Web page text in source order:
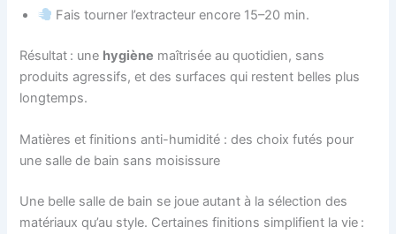
Fais tourner l’extracteur encore 15–20 min.
Résultat : une hygiène maîtrisée au quotidien, sans
produits agressifs, et des surfaces qui restent belles plus
longtemps.
Matières et finitions anti-humidité : des choix futés pour
une salle de bain sans moisissure
Une belle salle de bain se joue autant à la sélection des
matériaux qu’au style. Certaines finitions simplifient la vie :